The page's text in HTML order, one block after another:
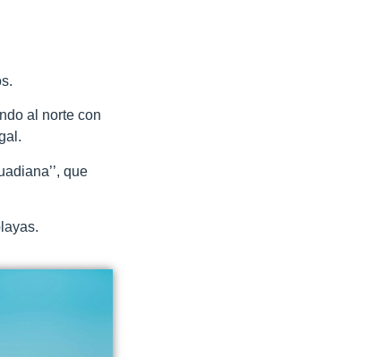
al norte con
que